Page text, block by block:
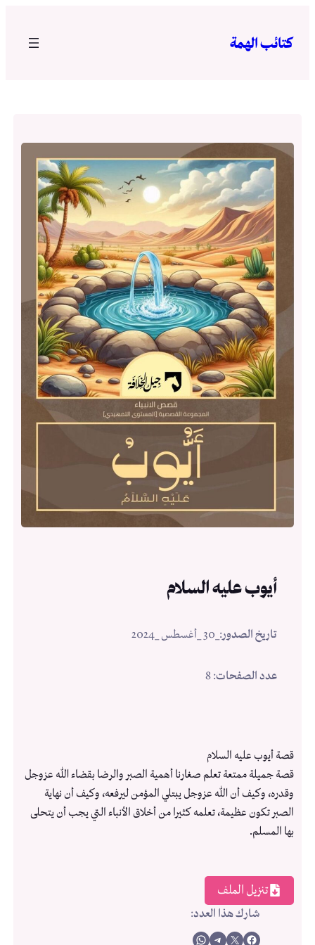
المحتوى
كتائب الهمة
أيوب عليه السلام
تاريخ الصدور:
عدد الصفحات: 8
قصة أيوب عليه السلام
قصة جميلة ممتعة تعلم صغارنا أهمية الصبر والرضا بقضاء الله عزوجل
وقدره، وكيف أن الله عزوجل يبتلي المؤمن ليرفعه، وكيف أن نهاية
الصبر تكون عظيمة، تعلمه كثيرا من أخلاق الأنباء التي يجب أن يتحلى
بها المسلم.
تنزيل الملف
شارك هذا العدد:
Share on Facebook
Share on X
Share on Telegram
Share on WhatsApp